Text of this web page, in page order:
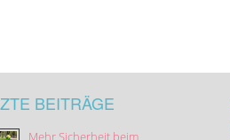
BEITRÄGE
Mehr Sicherheit beim